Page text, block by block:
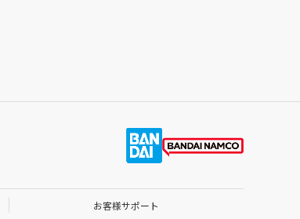
お客様サポート